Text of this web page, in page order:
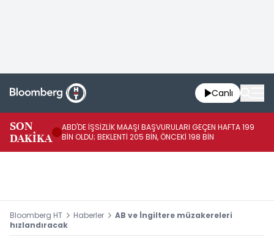
Canlı
SON
DAKİKA
ABD'DE İŞSİZLİK MAAŞI BAŞVURULARI GEÇEN HAFTA 199
BİN OLDU; BEKLENTİ 205 BİN, ÖNCEKİ 198 BİN
Bloomberg HT Haberler
AB ve İngiltere müzakereleri
hızlandıracak